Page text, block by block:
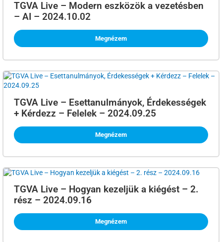
TGVA Live – Modern eszközök a vezetésben
– AI – 2024.10.02
Megnézem
TGVA Live – Esettanulmányok, Érdekességek
+ Kérdezz – Felelek – 2024.09.25
Megnézem
TGVA Live – Hogyan kezeljük a kiégést – 2.
rész – 2024.09.16
Megnézem